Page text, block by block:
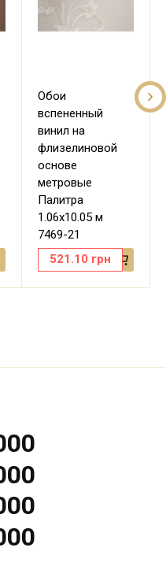
Обои
вспененный
винил на
флизелиновой
основе
метровые
Палитра
1.06х10.05 м
7469-21
521.10 грн